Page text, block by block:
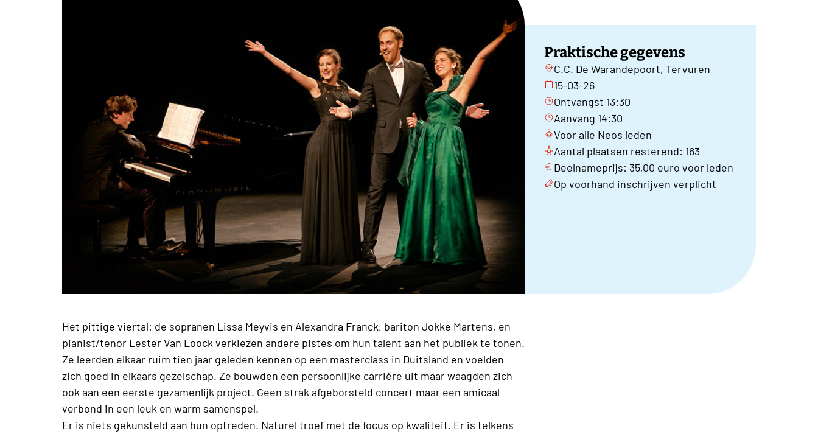
Praktische gegevens
C.C. De Warandepoort, Tervuren
15-03-26
Ontvangst 13:30
Aanvang 14:30
Voor alle Neos leden
Aantal plaatsen resterend: 163
Deelnameprijs: 35,00 euro voor leden
Op voorhand inschrijven verplicht
Het pittige viertal: de sopranen Lissa Meyvis en Alexandra Franck, bariton Jokke Martens, en
pianist/tenor Lester Van Loock verkiezen andere pistes om hun talent aan het publiek te tonen.
Ze leerden elkaar ruim tien jaar geleden kennen op een masterclass in Duitsland en voelden
zich goed in elkaars gezelschap. Ze bouwden een persoonlijke carrière uit maar waagden zich
ook aan een eerste gezamenlijk project. Geen strak afgeborsteld concert maar een amicaal
verbond in een leuk en warm samenspel.
Er is niets gekunsteld aan hun optreden. Naturel troef met de focus op kwaliteit. Er is telkens